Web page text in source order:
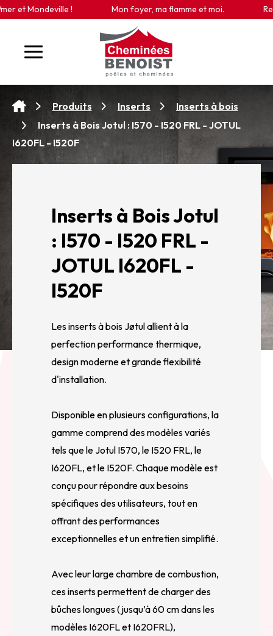
! Mon foyer, ma flamme et moi. Retrouvez-
Produits Inserts
Inserts à bois
Inserts à Bois Jotul : I570 - I520 FRL - JOTUL
I620FL - I520F
Inserts à Bois Jotul
: I570 - I520 FRL -
JOTUL I620FL -
I520F
Les inserts à bois Jøtul allient à la
perfection performance thermique,
design moderne et grande flexibilité
d'installation.
Disponible en plusieurs configurations, la
gamme comprend des modèles variés
tels que le Jotul I570, le I520 FRL, le
I620FL, et le I520F. Chaque modèle est
conçu pour répondre aux besoins
spécifiques des utilisateurs, tout en
offrant des performances
exceptionnelles et un entretien simplifié.
Avec leur large chambre de combustion,
ces inserts permettent de charger des
bûches longues (jusqu’à 60 cm dans les
modèles I620FL et I620FRL),
Panneau de gestion des cookies